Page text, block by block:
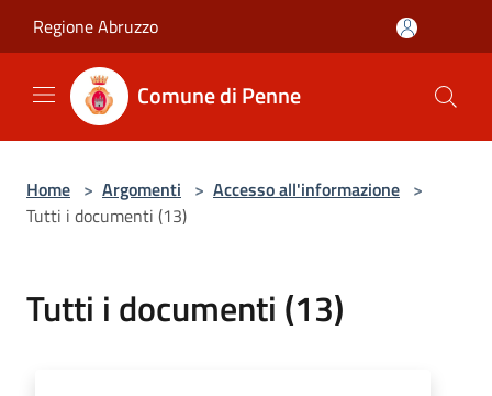
Regione Abruzzo
Comune di Penne
Home > Argomenti > Accesso all'informazione >
Tutti i documenti (13)
Tutti i documenti (13)